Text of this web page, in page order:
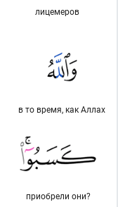
лицемеров
в то время, как Аллах
приобрели они?